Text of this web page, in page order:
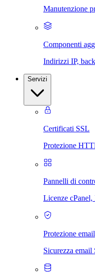
Manutenzione
Componenti
Indirizzi IP,
Servizi
Certificati SSL
Protezione
Pannelli di
Licenze
Protezione email
Sicurezza